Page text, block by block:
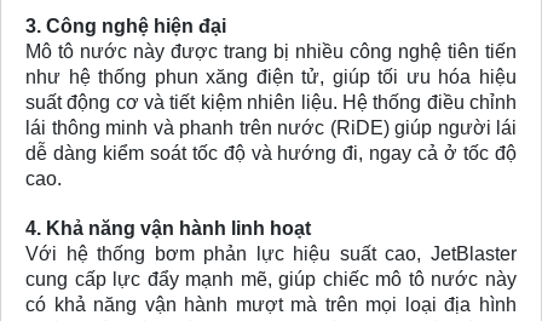
3. Công nghệ hiện đại
Mô tô nước này được trang bị nhiều công nghệ tiên tiến
như hệ thống phun xăng điện tử, giúp tối ưu hóa hiệu
suất động cơ và tiết kiệm nhiên liệu. Hệ thống điều chỉnh
lái thông minh và phanh trên nước (RiDE) giúp người lái
dễ dàng kiểm soát tốc độ và hướng đi, ngay cả ở tốc độ
cao.
4. Khả năng vận hành linh hoạt
Với hệ thống bơm phản lực hiệu suất cao, JetBlaster
cung cấp lực đẩy mạnh mẽ, giúp chiếc mô tô nước này
có khả năng vận hành mượt mà trên mọi loại địa hình